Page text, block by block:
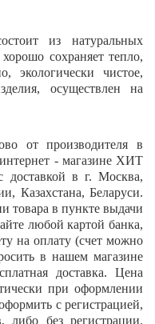
из натуральных
сохраняет тепло,
экологически чистое,
осуществлен на
от производителя в
- магазине ХИТ
доставкой в г. Москва,
Казахстана, Беларуси.
товара в пункте выдачи
любой картой банка,
на оплату (счет можно
в нашем магазине
доставка. Цена
при оформлении
с регистрацией,
либо без регистрации.